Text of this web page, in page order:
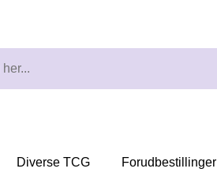
Diverse TCG Forudbestillinger